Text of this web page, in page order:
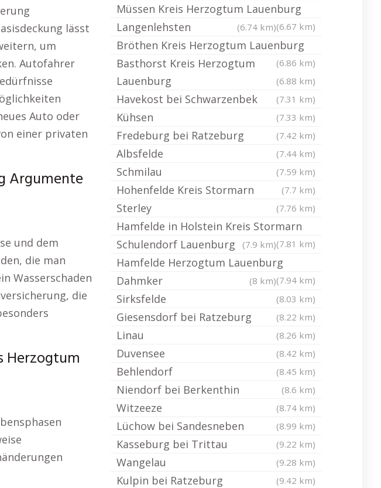
lässt
um
Autofahrer
Auto oder
einer privaten
Argumente
und dem
die man
Wasserschaden
die
Herzogtum
Müssen Kreis Herzogtum Lauenburg
(6.67 km)
Langenlehsten (6.74 km)
Bröthen Kreis Herzogtum Lauenburg
(6.86 km)
Basthorst Kreis Herzogtum
Lauenburg
(6.88 km)
Havekost bei Schwarzenbek (7.31 km)
Kühsen (7.33 km)
Fredeburg bei Ratzeburg (7.42 km)
Albsfelde (7.44 km)
Schmilau (7.59 km)
Hohenfelde Kreis Stormarn (7.7 km)
Sterley (7.76 km)
Hamfelde in Holstein Kreis Stormarn
(7.81 km)
Schulendorf Lauenburg (7.9 km)
Hamfelde Herzogtum Lauenburg
(7.94 km)
Dahmker (8 km)
Sirksfelde (8.03 km)
Giesensdorf bei Ratzeburg (8.22 km)
Linau (8.26 km)
Duvensee (8.42 km)
Behlendorf (8.45 km)
Niendorf bei Berkenthin (8.6 km)
Witzeeze (8.74 km)
Lüchow bei Sandesneben (8.99 km)
Kasseburg bei Trittau (9.22 km)
Wangelau (9.28 km)
Kulpin bei Ratzeburg (9.42 km)